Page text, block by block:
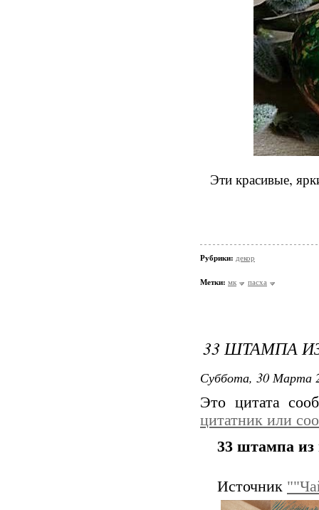
Эти красивые,
Рубрики: декор
Метки: мк пасха
33 ШТАМПА
Суббота, 30 Марта
Это цитата
цитатник или
33 штампа из
Источник